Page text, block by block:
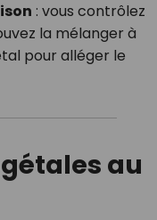
: vous contrôlez
la mélanger à
pour alléger le
au